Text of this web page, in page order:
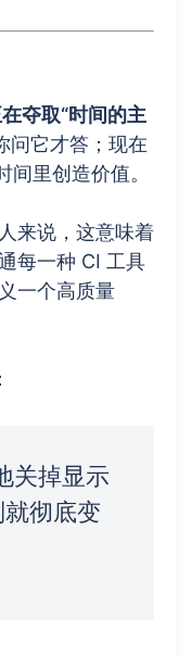
夺取“时间的主
问它才答；现在
间里创造价值。
来说，这意味着
每一种 CI 工具
一个高质量
关掉显示
彻底变